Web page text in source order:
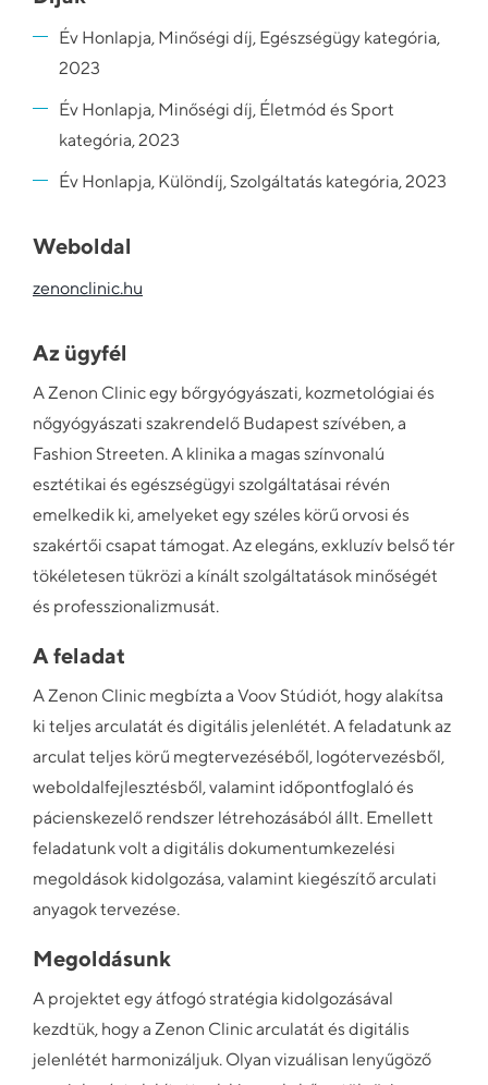
Év Honlapja, Minőségi díj, Egészségügy kategória,
2023
Év Honlapja, Minőségi díj, Életmód és Sport
kategória, 2023
Év Honlapja, Különdíj, Szolgáltatás kategória, 2023
Weboldal
zenonclinic.hu
Az ügyfél
A Zenon Clinic egy bőrgyógyászati, kozmetológiai és
nőgyógyászati szakrendelő Budapest szívében, a
Fashion Streeten. A klinika a magas színvonalú
esztétikai és egészségügyi szolgáltatásai révén
emelkedik ki, amelyeket egy széles körű orvosi és
szakértői csapat támogat. Az elegáns, exkluzív belső tér
tökéletesen tükrözi a kínált szolgáltatások minőségét
és professzionalizmusát.
A feladat
A Zenon Clinic megbízta a Voov Stúdiót, hogy alakítsa
ki teljes arculatát és digitális jelenlétét. A feladatunk az
arculat teljes körű megtervezéséből, logótervezésből,
weboldalfejlesztésből, valamint időpontfoglaló és
pácienskezelő rendszer létrehozásából állt. Emellett
feladatunk volt a digitális dokumentumkezelési
megoldások kidolgozása, valamint kiegészítő arculati
anyagok tervezése.
Megoldásunk
A projektet egy átfogó stratégia kidolgozásával
kezdtük, hogy a Zenon Clinic arculatát és digitális
jelenlétét harmonizáljuk. Olyan vizuálisan lenyűgöző